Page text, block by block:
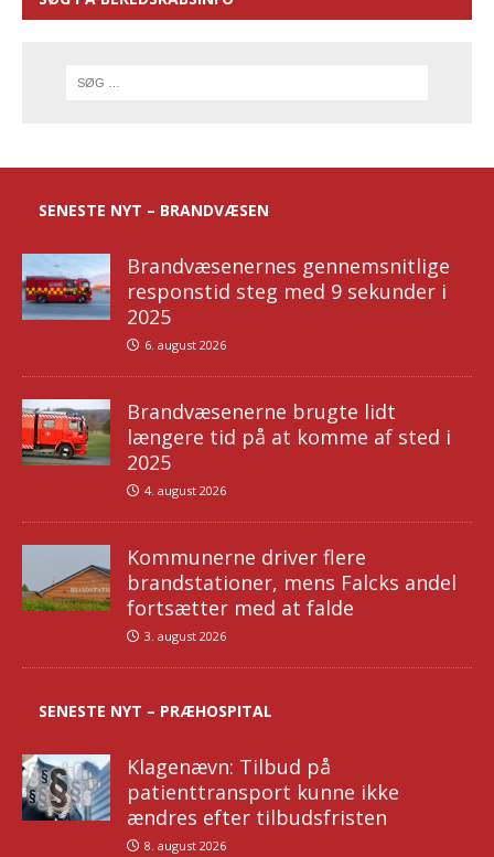
SENESTE NYT – BRANDVÆSEN
Brandvæsenernes gennemsnitlige
responstid steg med 9 sekunder i
2025
6. august 2026
Brandvæsenerne brugte lidt
længere tid på at komme af sted i
2025
4. august 2026
Kommunerne driver flere
brandstationer, mens Falcks andel
fortsætter med at falde
3. august 2026
SENESTE NYT – PRÆHOSPITAL
Klagenævn: Tilbud på
patienttransport kunne ikke
ændres efter tilbudsfristen
8. august 2026